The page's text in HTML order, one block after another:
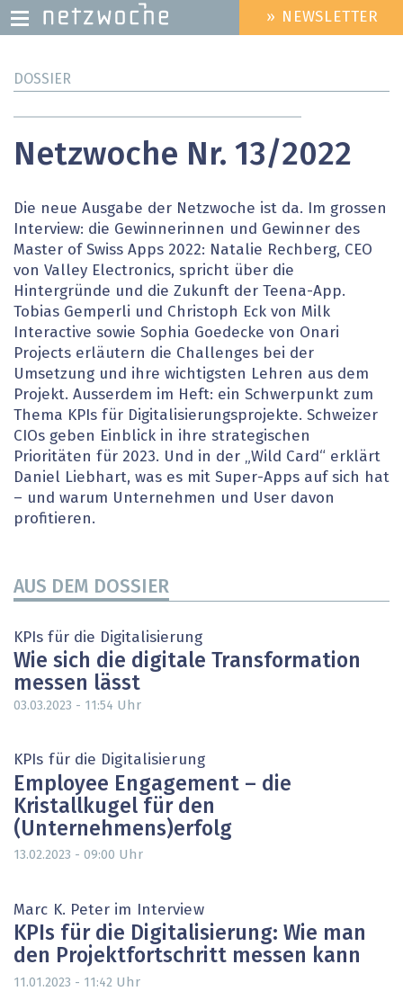
zum
HEADER
MENU
» NEWSLETTER
DOSSIER
Netzwoche Nr. 13/2022
Die neue Ausgabe der Netzwoche ist da. Im grossen
Interview: die Gewinnerinnen und Gewinner des
Master of Swiss Apps 2022: Natalie Rechberg, CEO
von Valley Electronics, spricht über die
Hintergründe und die Zukunft der Teena-App.
Tobias Gemperli und Christoph Eck von Milk
Interactive sowie Sophia Goedecke von Onari
Projects erläutern die Challenges bei der
Umsetzung und ihre wichtigsten Lehren aus dem
Projekt. Ausserdem im Heft: ein Schwerpunkt zum
Thema KPIs für Digitalisierungsprojekte. Schweizer
CIOs geben Einblick in ihre strategischen
Prioritäten für 2023. Und in der „Wild Card“ erklärt
Daniel Liebhart, was es mit Super-Apps auf sich hat
– und warum Unternehmen und User davon
profitieren.
AUS DEM DOSSIER
KPIs für die Digitalisierung
Wie sich die digitale Transformation
messen lässt
03.03.2023 - 11:54 Uhr
KPIs für die Digitalisierung
Employee Engagement – die
Kristallkugel für den
(Unternehmens)erfolg
13.02.2023 - 09:00 Uhr
Marc K. Peter im Interview
KPIs für die Digitalisierung: Wie man
den Projektfortschritt messen kann
11.01.2023 - 11:42 Uhr